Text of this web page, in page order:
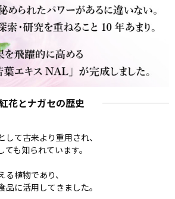
花とナガセの歴史
て古来より重用され、
も知られています。
植物であり、
に活用してきました。